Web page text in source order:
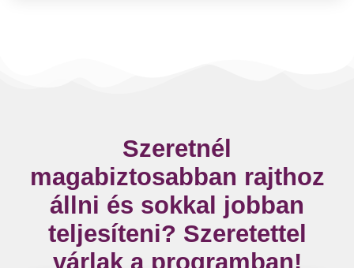
Szeretnél
magabiztosabban rajthoz
állni és sokkal jobban
teljesíteni? Szeretettel
várlak a programban!